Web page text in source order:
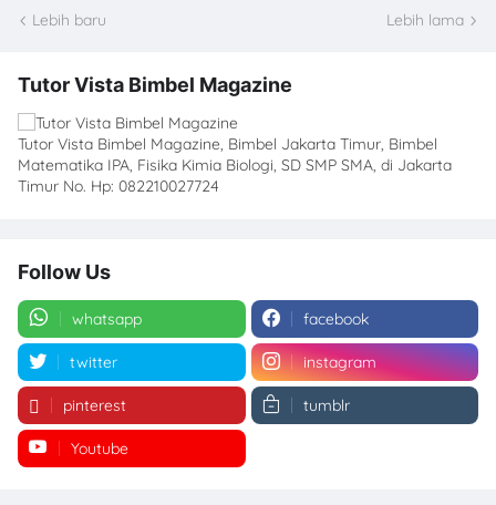
Lebih baru Lebih lama
Tutor Vista Bimbel Magazine
Tutor Vista Bimbel Magazine, Bimbel Jakarta Timur, Bimbel
Matematika IPA, Fisika Kimia Biologi, SD SMP SMA, di Jakarta
Timur No. Hp: 082210027724
Follow Us
whatsapp facebook
twitter instagram
pinterest tumblr
Youtube